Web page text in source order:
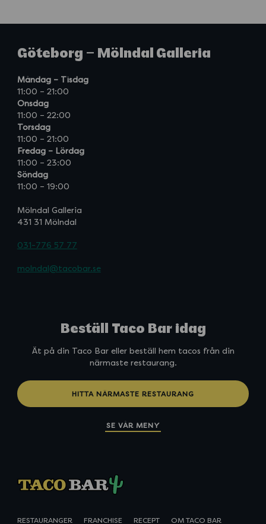
Göteborg – Mölndal Galleria
Måndag – Tisdag
11:00 – 21:00
Onsdag
11:00 – 22:00
Torsdag
11:00 – 21:00
Fredag – Lördag
11:00 – 23:00
Söndag
11:00 – 19:00
Mölndal Galleria
431 31 Mölndal
031-776 57 77
molndal@tacobar.se
Beställ Taco Bar idag
Ät på din Taco Bar eller beställ hem tacos från din
närmaste restaurang.
HITTA NÄRMASTE RESTAURANG
SE VÅR MENY
RESTAURANGER FRANCHISE RECEPT OM TACO BAR